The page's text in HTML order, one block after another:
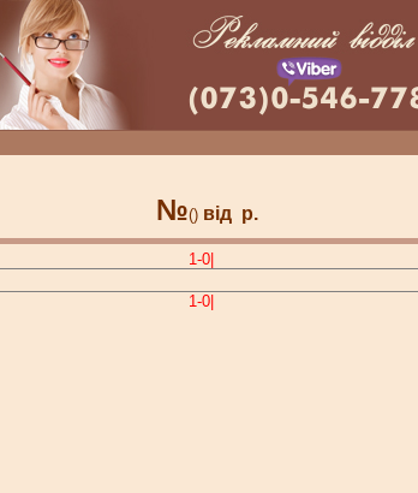
№() від р.
1-0|
1-0|